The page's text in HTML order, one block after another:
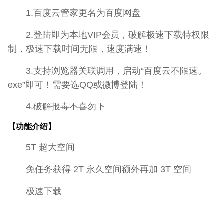
1.百度云管家更名为百度网盘
2.登陆即为本地VIP会员，破解极速下载特权限
制，极速下载时间无限，速度满速！
3.支持浏览器关联调用，启动“百度云不限速。
exe”即可！需要选QQ或微博登陆！
4.破解报毒不喜勿下
【功能介绍】
5T 超大空间
免任务获得 2T 永久空间额外再加 3T 空间
极速下载